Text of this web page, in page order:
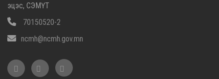
эцэс, СЭМҮТ
70150520-2
ncmh@ncmh.gov.mn